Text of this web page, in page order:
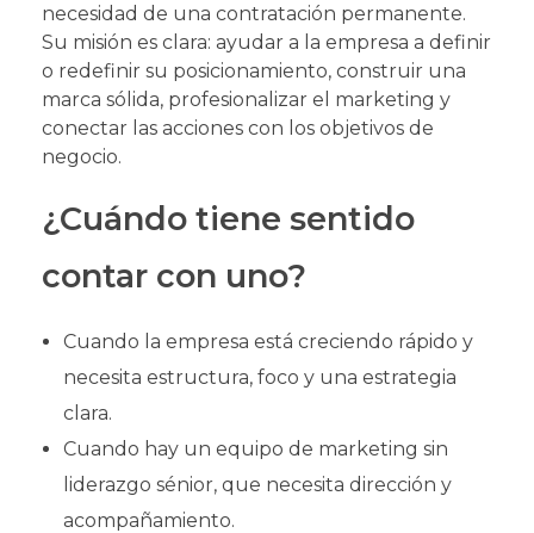
necesidad de una contratación permanente.
Su misión es clara: ayudar a la empresa a definir
o redefinir su posicionamiento, construir una
marca sólida, profesionalizar el marketing y
conectar las acciones con los objetivos de
negocio.
¿Cuándo tiene sentido
contar con uno?
Cuando la empresa está creciendo rápido y
necesita estructura, foco y una estrategia
clara.
Cuando hay un equipo de marketing sin
liderazgo sénior, que necesita dirección y
acompañamiento.